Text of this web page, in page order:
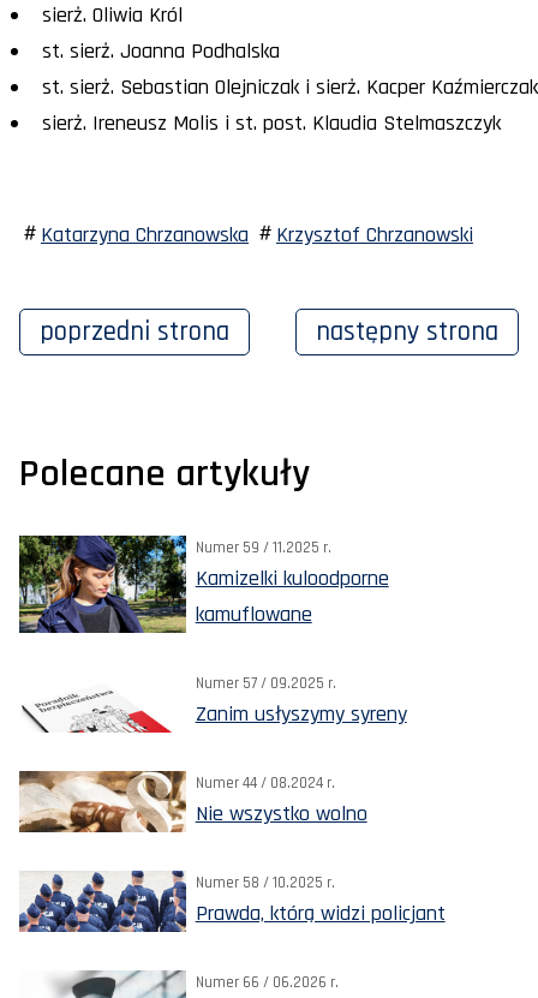
sierż. Oliwia Król
st. sierż. Joanna Podhalska
st. sierż. Sebastian Olejniczak i sierż. Kacper Kaźmierczak
sierż. Ireneusz Molis i st. post. Klaudia Stelmaszczyk
Katarzyna Chrzanowska Krzysztof Chrzanowski
poprzedni strona następny strona
Polecane artykuły
Numer 59 / 11.2025 r.
Kamizelki kuloodporne
kamuflowane
Numer 57 / 09.2025 r.
Zanim usłyszymy syreny
Numer 44 / 08.2024 r.
Nie wszystko wolno
Numer 58 / 10.2025 r.
Prawda, którą widzi policjant
Numer 66 / 06.2026 r.